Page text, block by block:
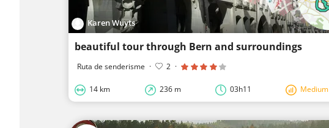
Karen Wuyts
beautiful tour through Bern and surroundings
Ruta de senderisme · 2 ·
14 km 236 m 03h11 Medium